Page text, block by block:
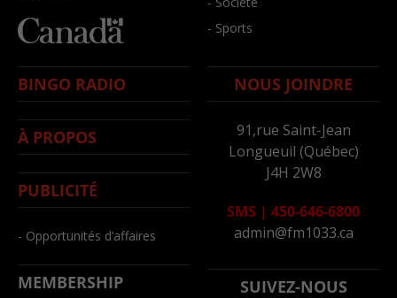
- Sports
BINGO RADIO
À PROPOS
PUBLICITÉ
- Opportunités d’affaires
MEMBERSHIP
NOUS JOINDRE
91,rue Saint-Jean
Longueuil (Québec)
J4H 2W8
SMS | 450-646-6800
admin@fm1033.ca
SUIVEZ-NOUS